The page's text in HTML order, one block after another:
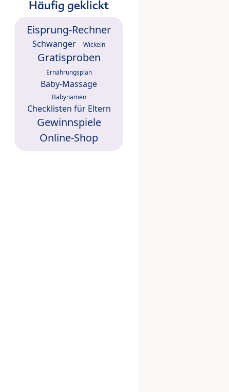
Häufig geklickt
Eisprung-Rechner
Schwanger Wickeln
Gratisproben
Ernährungsplan
Baby-Massage
Babynamen
Checklisten für Eltern
Gewinnspiele
Online-Shop